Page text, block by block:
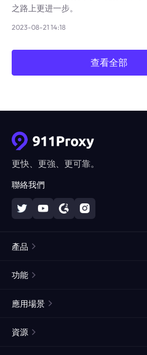
之路上更进一步。
2023-08-21 14:18
查看全部
更快、更強、更可靠。
聯絡我們
產品
靜態住宅代理
功能
ISP代理
應用場景
資源